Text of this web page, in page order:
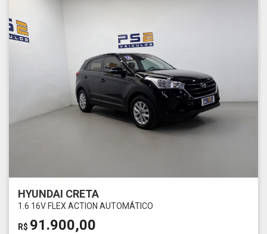
HYUNDAI CRETA
1.6 16V FLEX ACTION AUTOMÁTICO
R$ 91.900,00